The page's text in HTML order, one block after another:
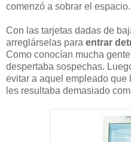
comenzó a sobrar el espacio.
Con las tarjetas dadas de
arreglárselas para entrar
Como conocían mucha
despertaba sospechas.
evitar a aquel empleado
les resultaba demasiado